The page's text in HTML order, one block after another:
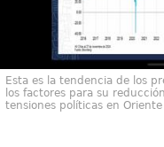
Esta es la tendencia de los
los factores para su
tensiones políticas en